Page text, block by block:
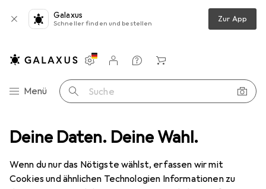
Deine Daten. Deine Wahl.
Wenn du nur das Nötigste wählst, erfassen wir mit
Cookies und ähnlichen Technologien Informationen zu
Galaxus
Schneller finden und bestellen Zur App
Navigation nach Kategorien
Menü Suche
Einstellungen
Kundenkonto
Vergleichslisten
Merklisten
Warenkorb
Dr.Melaxin
Kategorien anzeigen